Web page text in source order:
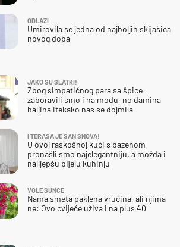
ODLAZI
Umirovila se jedna od najboljih skijašica
novog doba
JAKO SU SLATKI!
Zbog simpatičnog para sa špice
zaboravili smo i na modu, no damina
haljina itekako nas se dojmila
I TERASA JE SAN SNOVA!
U ovoj raskošnoj kući s bazenom
pronašli smo najelegantniju, a možda i
najljepšu bijelu kuhinju
VOLE SUNCE
Nama smeta paklena vrućina, ali njima
ne: Ovo cvijeće uživa i na plus 40